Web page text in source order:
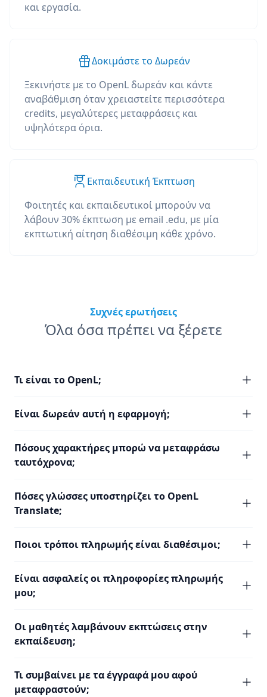
και εργασία.
Δοκιμάστε το Δωρεάν
Ξεκινήστε με το OpenL δωρεάν και κάντε
αναβάθμιση όταν χρειαστείτε περισσότερα
credits, μεγαλύτερες μεταφράσεις και
υψηλότερα όρια.
Εκπαιδευτική Έκπτωση
Φοιτητές και εκπαιδευτικοί μπορούν να
λάβουν 30% έκπτωση με email .edu, με μία
εκπτωτική αίτηση διαθέσιμη κάθε χρόνο.
Συχνές ερωτήσεις
Όλα όσα πρέπει να ξέρετε
Τι είναι το OpenL;
Είναι δωρεάν αυτή η εφαρμογή;
Πόσους χαρακτήρες μπορώ να μεταφράσω
ταυτόχρονα;
Πόσες γλώσσες υποστηρίζει το OpenL
Translate;
Ποιοι τρόποι πληρωμής είναι διαθέσιμοι;
Είναι ασφαλείς οι πληροφορίες πληρωμής
μου;
Οι μαθητές λαμβάνουν εκπτώσεις στην
εκπαίδευση;
Τι συμβαίνει με τα έγγραφά μου αφού
μεταφραστούν;